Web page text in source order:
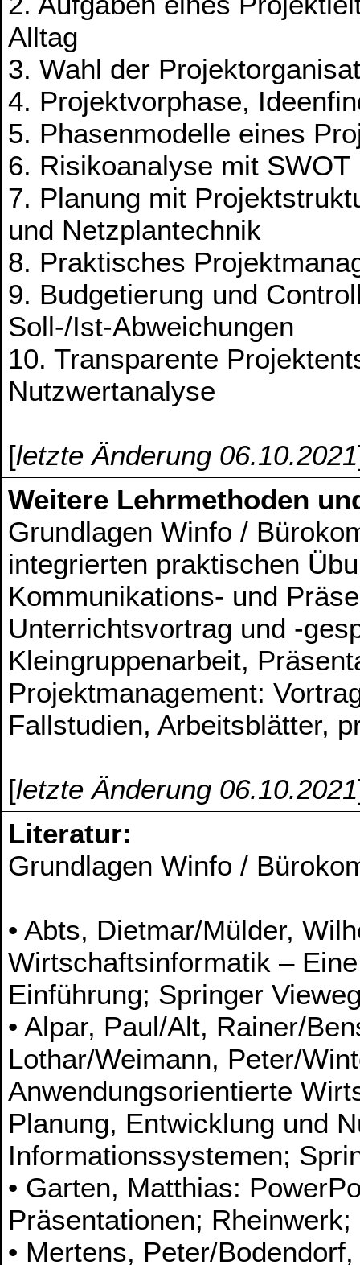
Alltag
3. Wahl der
4. Projektvorphase,
5. Phasenmodelle eines
6. Risikoanalyse mit SWOT
7. Planung mit
und Netzplantechnik
8. Praktisches
9. Budgetierung und
Soll-/Ist-Abweichungen
10. Transparente
Nutzwertanalyse
[letzte Änderung 06.10.2021
Weitere Lehrmethoden
Grundlagen Winfo /
integrierten praktischen
Kommunikations- und
Unterrichtsvortrag und -
Kleingruppenarbeit,
Projektmanagement:
Fallstudien, Arbeitsblätter,
[letzte Änderung 06.10.2021
Literatur:
Grundlagen Winfo /
• Abts, Dietmar/Mülder,
Wirtschaftsinformatik –
Einführung; Springer
• Alpar, Paul/Alt, Rainer/
Lothar/Weimann, Peter/
Anwendungsorientierte
Planung, Entwicklung und
Informationssystemen;
• Garten, Matthias:
Präsentationen; Rheinwerk;
• Mertens, Peter/